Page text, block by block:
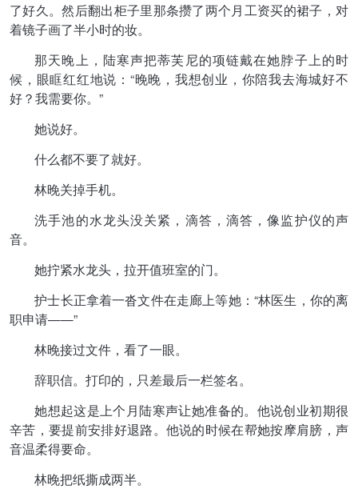
了好久。然后翻出柜子里那条攒了两个月工资买的裙子，对
着镜子画了半小时的妆。
那天晚上，陆寒声把蒂芙尼的项链戴在她脖子上的时
候，眼眶红红地说：“晚晚，我想创业，你陪我去海城好不
好？我需要你。”
她说好。
什么都不要了就好。
林晚关掉手机。
洗手池的水龙头没关紧，滴答，滴答，像监护仪的声
音。
她拧紧水龙头，拉开值班室的门。
护士长正拿着一沓文件在走廊上等她：“林医生，你的离
职申请——”
林晚接过文件，看了一眼。
辞职信。打印的，只差最后一栏签名。
她想起这是上个月陆寒声让她准备的。他说创业初期很
辛苦，要提前安排好退路。他说的时候在帮她按摩肩膀，声
音温柔得要命。
林晚把纸撕成两半。